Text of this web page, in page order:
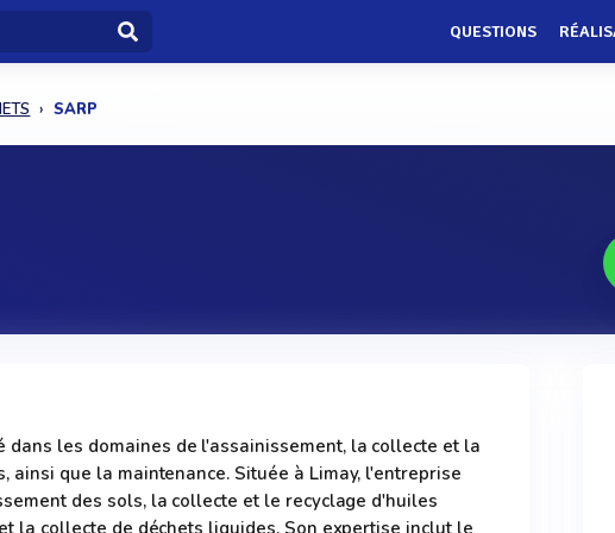
QUESTIONS
SARP
dans les domaines de l'assainissement, la collecte et la
ainsi que la maintenance. Située à Limay, l'entreprise
des sols, la collecte et le recyclage d'huiles
la collecte de déchets liquides. Son expertise inclut le